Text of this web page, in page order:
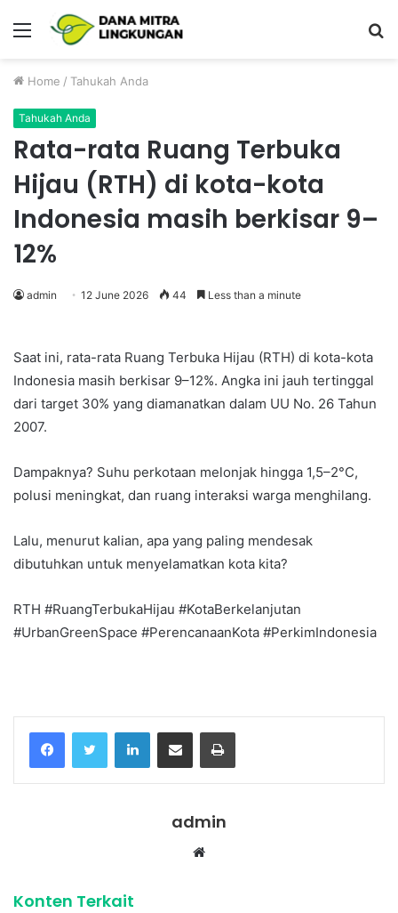
Menu
Home / Tahukah Anda
Tahukah Anda
Rata-rata Ruang Terbuka
Hijau (RTH) di kota-kota
Indonesia masih berkisar 9–
12%
admin 12 June 2026 44 Less than a minute
Saat ini, rata-rata Ruang Terbuka Hijau (RTH) di kota-kota
Indonesia masih berkisar 9–12%. Angka ini jauh tertinggal
dari target 30% yang diamanatkan dalam UU No. 26 Tahun
2007.
Dampaknya? Suhu perkotaan melonjak hingga 1,5–2°C,
polusi meningkat, dan ruang interaksi warga menghilang.
Lalu, menurut kalian, apa yang paling mendesak
dibutuhkan untuk menyelamatkan kota kita?
RTH #RuangTerbukaHijau #KotaBerkelanjutan
#UrbanGreenSpace #PerencanaanKota #PerkimIndonesia
FacebookTwitter LinkedInShare via Email Print
admin
Website
Konten Terkait